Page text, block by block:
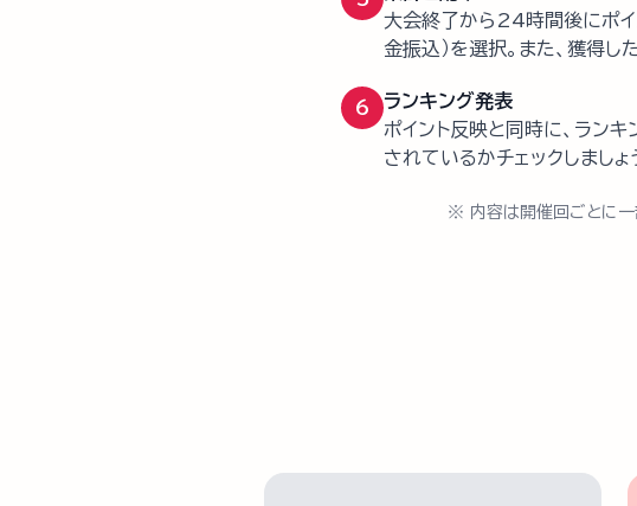
大会終了から24時間後にポイ
金振込）を選択。また、獲得し
6
ランキング発表
ポイント反映と同時に、ラン
されているかチェックしましょ
※ 内容は開催回ごとに一